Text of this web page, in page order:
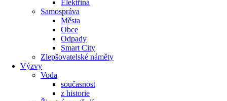
Elektřina
Samospráva
Města
Obce
Odpady
Smart City
Zlepšovatelské náměty
Výzvy
Voda
současnost
z historie